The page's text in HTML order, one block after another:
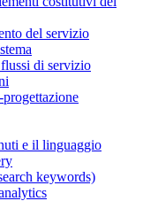
del servizio
di servizio
e il linguaggio
keywords)